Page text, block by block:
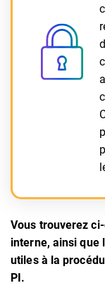
Vous trouverez
interne, ainsi que
utiles à la
PI.